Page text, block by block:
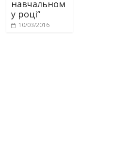
навчальном
у році”
10/03/2016